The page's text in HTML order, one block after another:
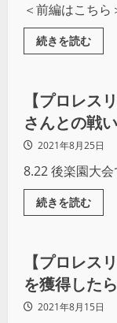
＜前編はこち
続きを読む
プロレス
【プロレス
さんとの戦
2021年8月25日
8.22 後楽園大
続きを読む
プロレス
【プロレス
を獲得した
2021年8月15日